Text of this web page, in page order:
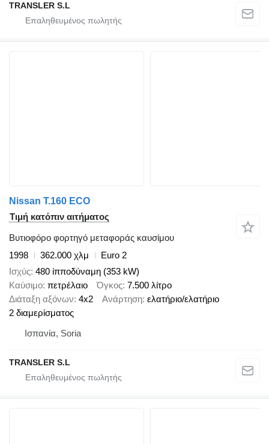
TRANSLER S.L
Nissan T.160 ECO
Τιμή κατόπιν αιτήματος
Βυτιοφόρο φορτηγό μεταφοράς καυσίμου
1998
362.000 χλμ
Euro 2
Ισχύς 480 ίπποδύναμη (353 kW)
Καύσιμο πετρέλαιο Όγκος 7.500 λίτρο
Διάταξη αξόνων 4x2 Ανάρτηση ελατήριο/ελατήριο
2 διαμερίσματος
Ισπανία, Soria
TRANSLER S.L